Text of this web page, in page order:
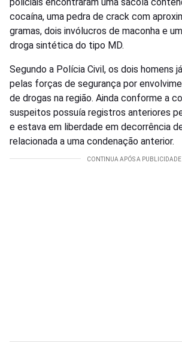
cocaína, uma pedra de crack com
gramas, dois invólucros de maconha e
droga sintética do tipo MD.
Segundo a Polícia Civil, os dois homens
pelas forças de segurança por
de drogas na região. Ainda conforme a
suspeitos possuía registros anteriores
e estava em liberdade em decorrência
relacionada a uma condenação anterior.